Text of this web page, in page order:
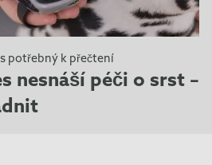
potřebný k přečtení
nesnáší péči o srst –